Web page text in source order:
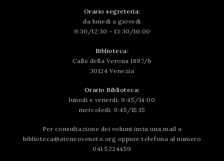
Orario segreteria:
da lunedì a giovedì
9:30/12:30 - 13:30/16:00
Biblioteca:
Calle della Verona 1897/b
30124 Venezia
Orario Biblioteca:
lunedì e venerdì: 9:45/14:00
mercoledì: 9:45/15:15
Per consultazione dei volumi invia una mail a
biblioteca@ateneoveneto.org oppure telefona al numero
041 5224459